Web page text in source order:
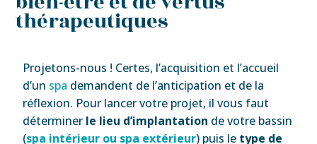
thérapeutiques
Projetons-nous ! Certes, l’acquisition et l’accueil
d’un spa demandent de l’anticipation et de la
réflexion. Pour lancer votre projet, il vous faut
déterminer le lieu d’implantation de votre bassin
(spa intérieur ou spa extérieur) puis le type de